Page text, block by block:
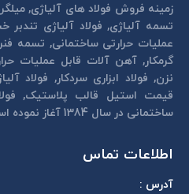
زمینه فروش فولاد های آلیاژی,
تسمه آلیاژی, فولاد آلیاژی تندبر
عمليات حرارتی ساختمانی, تسمه
گرمكار, آهن آلات قابل عمليات
قیمت استیل قالب پلاستيک,
ساختمانی در سال 1384 آغاز نموده است.
اطلاعات تماس
آدرس :